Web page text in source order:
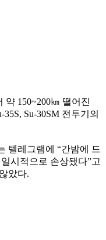
150~200㎞ 떨어진
Su-30SM 전투기의
텔레그램에 “간밤에 드
시적으로 손상됐다”고
았다.